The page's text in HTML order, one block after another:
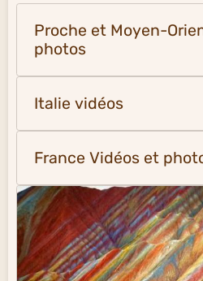
Proche et Moyen-
photos
Italie vidéos
France Vidéos et